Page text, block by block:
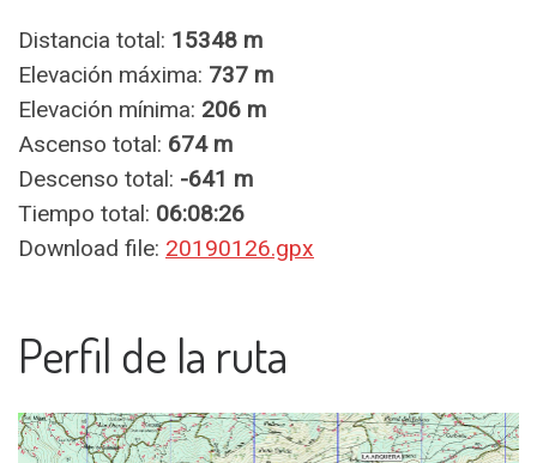
Distancia total: 15348 m
Elevación máxima: 737 m
Elevación mínima: 206 m
Ascenso total: 674 m
Descenso total: -641 m
Tiempo total: 06:08:26
Download file: 20190126.gpx
Perfil de la ruta